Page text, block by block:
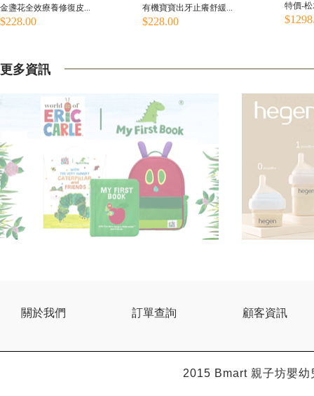
金盞花全效療養修復皮...
$228.00
有機寶寶出牙止癢舒緩...
$228.00
特價-
更多資訊
關於我們 訂單查詢 顧客資訊
2015 Bmart親子坊嬰幼